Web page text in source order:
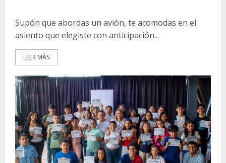
Supón que abordas un avión, te acomodas en el
asiento que elegiste con anticipación...
LEER MÁS